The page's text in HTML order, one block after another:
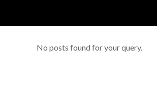
No posts found for your query.